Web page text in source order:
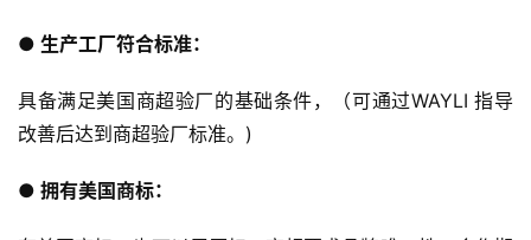
● 生产工厂符合标准：
具备满足美国商超验厂的基础条件，（可通过WAYLI 指导
改善后达到商超验厂标准。)
● 拥有美国商标：